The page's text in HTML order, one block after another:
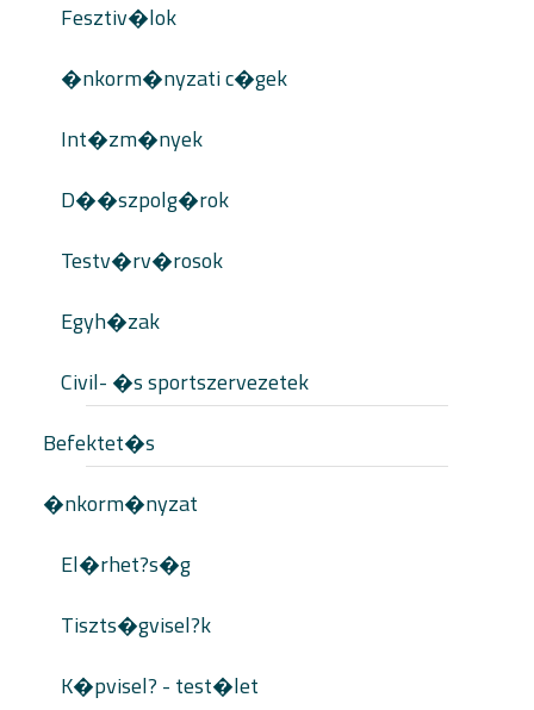
Fesztiv�lok
�nkorm�nyzati c�gek
Int�zm�nyek
D��szpolg�rok
Testv�rv�rosok
Egyh�zak
Civil- �s sportszervezetek
Befektet�s
�nkorm�nyzat
El�rhet?s�g
Tiszts�gvisel?k
K�pvisel? - test�let